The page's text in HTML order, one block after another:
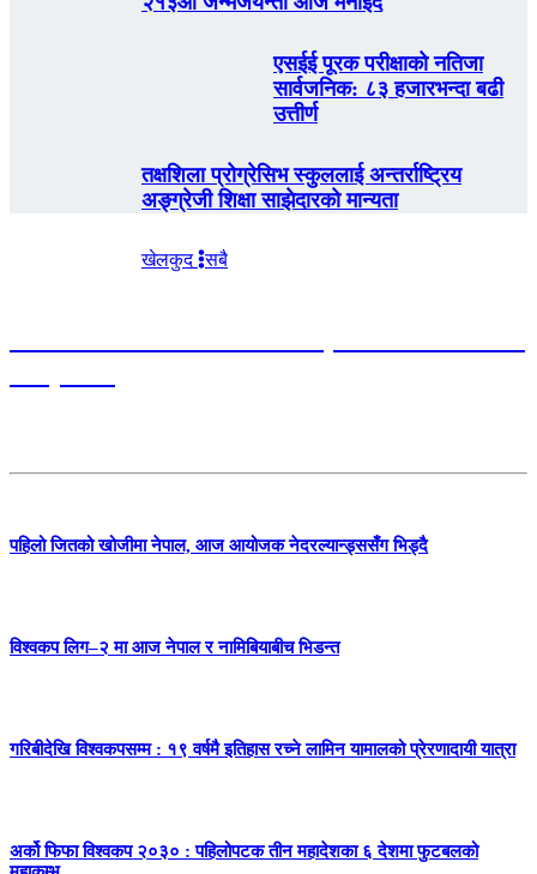
एसईई पूरक परीक्षाको नतिजा
सार्वजनिक: ८३ हजारभन्दा बढी
उत्तीर्ण
तक्षशिला प्रोग्रेसिभ स्कुललाई अन्तर्राष्ट्रिय
अङ्ग्रेजी शिक्षा साझेदारको मान्यता
खेलकुद सबै
पहिलो जितको खोजीमा नेपाल, आज आयोजक नेदरल्यान्ड्ससँग भिड्दै
विश्वकप लिग–२ मा आज नेपाल र नामिबियाबीच भिडन्त
गरिबीदेखि विश्वकपसम्म : १९ वर्षमै इतिहास रच्ने लामिन यामालको प्रेरणादायी यात्रा
अर्को फिफा विश्वकप २०३० : पहिलोपटक तीन महादेशका ६ देशमा फुटबलको